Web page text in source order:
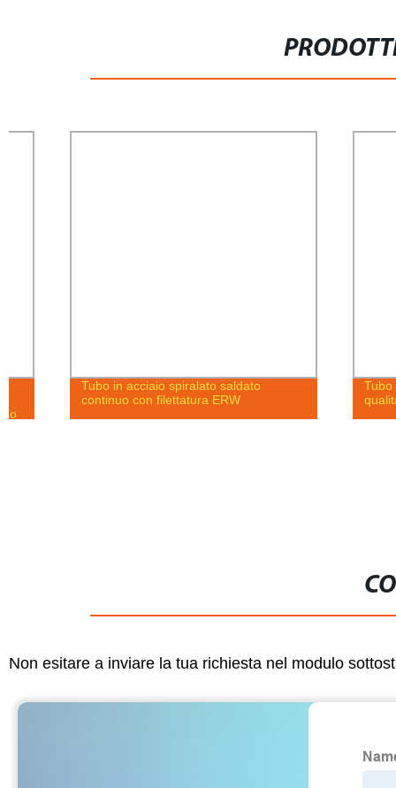
Tubo in acciaio spiralato saldato
continuo con filettatura ERW
Tubo in
qualità
Non esitare a inviare la tua richiesta nel modulo